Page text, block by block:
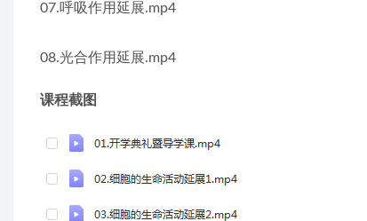
07.呼吸作用延展.mp4
08.光合作用延展.mp4
课程截图